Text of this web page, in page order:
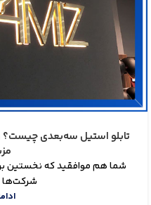
تابلو استیل سه‌بعدی چیست؟
شما هم موافقید که نخستین
شرکت‌ها